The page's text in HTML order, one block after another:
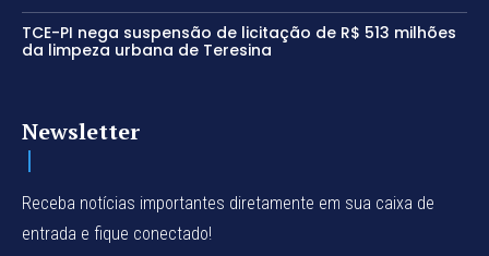
TCE-PI nega suspensão de licitação de R$ 513 milhões
da limpeza urbana de Teresina
Newsletter
Receba notícias importantes diretamente em sua caixa de
entrada e fique conectado!